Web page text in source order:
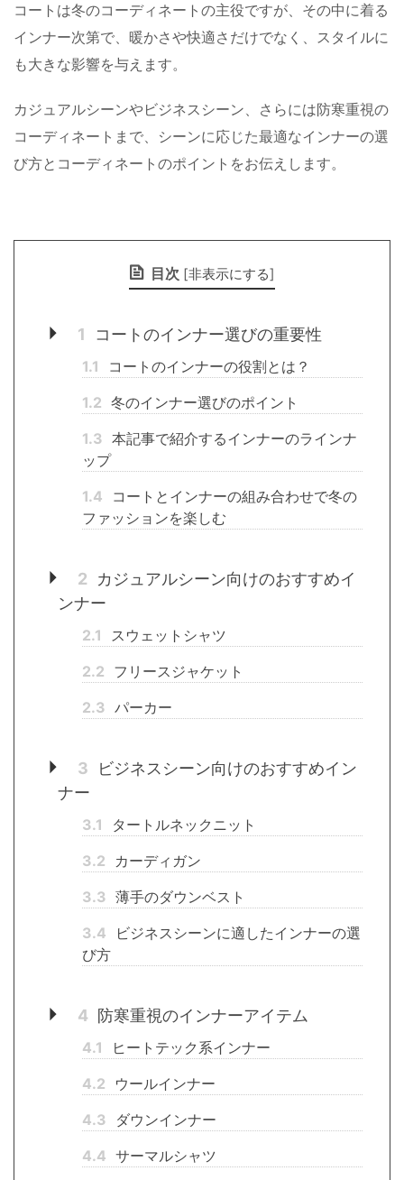
コートは冬のコーディネートの主役ですが、その中に着る
インナー次第で、暖かさや快適さだけでなく、スタイルに
も大きな影響を与えます。
カジュアルシーンやビジネスシーン、さらには防寒重視の
コーディネートまで、シーンに応じた最適なインナーの選
び方とコーディネートのポイントをお伝えします。
目次 [非表示にする]
1 コートのインナー選びの重要性
1.1
コートのインナーの役割とは？
1.2 冬のインナー選びのポイント
1.3 本記事で紹介するインナーのラインナ
ップ
1.4
コートとインナーの組み合わせで冬の
ファッションを楽しむ
2
カジュアルシーン向けのおすすめイ
ンナー
2.1
スウェットシャツ
2.2 フリースジャケット
2.3 パーカー
3
ビジネスシーン向けのおすすめイン
ナー
3.1
タートルネックニット
3.2
カーディガン
3.3 薄手のダウンベスト
3.4
ビジネスシーンに適したインナーの選
び方
4 防寒重視のインナーアイテム
4.1
ヒートテック系インナー
4.2
ウールインナー
4.3
ダウンインナー
4.4 サーマルシャツ